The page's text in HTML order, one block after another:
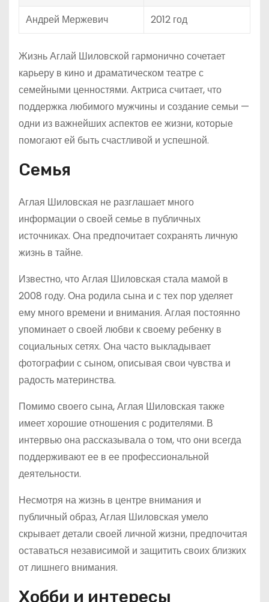
Андрей Мержевич
2012 год
Жизнь Аглай Шиловской гармонично сочетает
карьеру в кино и драматическом театре с
семейными ценностями. Актриса считает, что
поддержка любимого мужчины и создание семьи —
одни из важнейших аспектов ее жизни, которые
помогают ей быть счастливой и успешной.
Семья
Аглая Шиловская не разглашает много
информации о своей семье в публичных
источниках. Она предпочитает сохранять личную
жизнь в тайне.
Известно, что Аглая Шиловская стала мамой в
2008 году. Она родила сына и с тех пор уделяет
ему много времени и внимания. Аглая постоянно
упоминает о своей любви к своему ребенку в
социальных сетях. Она часто выкладывает
фотографии с сыном, описывая свои чувства и
радость материнства.
Помимо своего сына, Аглая Шиловская также
имеет хорошие отношения с родителями. В
интервью она рассказывала о том, что они всегда
поддерживают ее в ее профессиональной
деятельности.
Несмотря на жизнь в центре внимания и
публичный образ, Аглая Шиловская умело
скрывает детали своей личной жизни, предпочитая
оставаться независимой и защитить своих близких
от лишнего внимания.
Хобби и интересы